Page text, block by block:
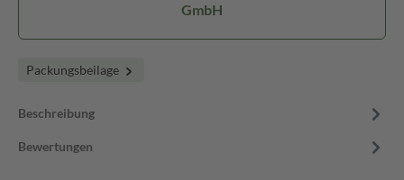
GmbH
Packungsbeilage
Beschreibung
Bewertungen